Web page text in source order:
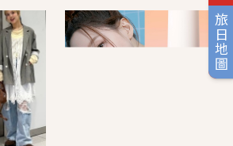
旅日地圖